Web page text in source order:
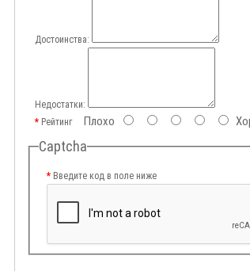
Достоинства:
Недостатки:
РейтингПлохо
Captcha
Введите код в поле ниже